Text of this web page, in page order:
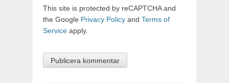
This site is protected by reCAPTCHA and
the Google Privacy Policy and Terms of
Service apply.